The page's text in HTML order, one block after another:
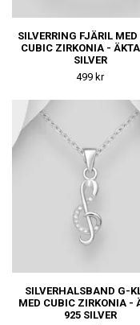
SILVERRING FJÄRIL
CUBIC ZIRKONIA -
SILVER
499 kr
SILVERHALSBAND G-
MED CUBIC ZIRKONIA -
925 SILVER